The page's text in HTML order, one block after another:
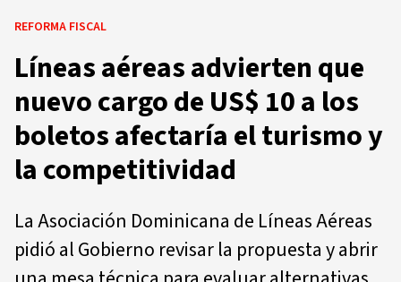
REFORMA FISCAL
Líneas aéreas advierten que
nuevo cargo de US$ 10 a los
boletos afectaría el turismo y
la competitividad
La Asociación Dominicana de Líneas Aéreas
pidió al Gobierno revisar la propuesta y abrir